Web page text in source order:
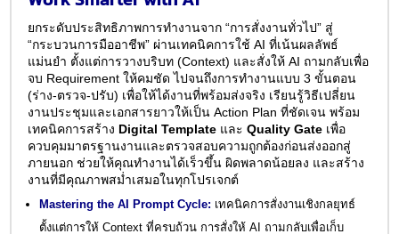
ยกระดับประสิทธิภาพการทำงานจาก “การสั่งงานทั่วไป” สู่
“กระบวนการมืออาชีพ” ผ่านเทคนิคการใช้ AI ที่เน้นผลลัพธ์
แม่นยำ ตั้งแต่การวางบริบท (Context) และสั่งให้ AI ถามกลับเพื่อ
จบ Requirement ให้คมชัด ไปจนถึงการทำงานแบบ 3 ขั้นตอน
(ร่าง-ตรวจ-ปรับ) เพื่อให้ได้งานที่พร้อมส่งจริง เรียนรู้วิธีเปลี่ยน
งานประชุมและเอกสารยาวให้เป็น Action Plan ที่ชัดเจน พร้อม
เทคนิคการสร้าง Digital Template และQuality Gate เพื่อ
ควบคุมมาตรฐานงานและตรวจสอบความถูกต้องก่อนส่งออกสู่
ภายนอก ช่วยให้คุณทำงานได้เร็วขึ้น ผิดพลาดน้อยลง และสร้าง
งานที่มีคุณภาพสม่ำเสมอในทุกโปรเจกต์
Mastering the AI Prompt Cycle: เทคนิคการสั่งงานเชิงกลยุทธ์
ตั้งแต่การให้ Context ที่ครบถ้วน การสั่งให้ AI ถามกลับเพื่อเก็บ